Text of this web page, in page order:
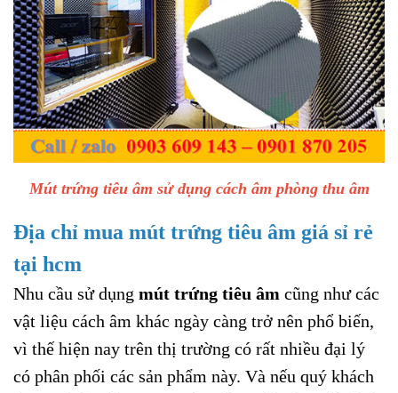
Mút trứng tiêu âm sử dụng cách âm phòng thu âm
Địa chỉ mua mút trứng tiêu âm giá sỉ rẻ
tại hcm
Nhu cầu sử dụng mút trứng tiêu âm cũng như các
vật liệu cách âm khác ngày càng trở nên phổ biến,
vì thế hiện nay trên thị trường có rất nhiều đại lý
có phân phối các sản phẩm này. Và nếu quý khách